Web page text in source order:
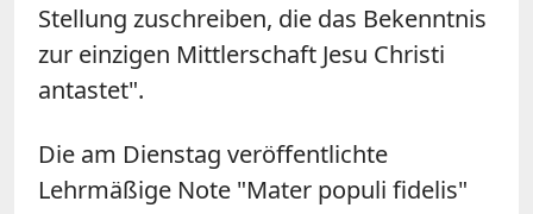
Stellung zuschreiben, die das Bekenntnis
zur einzigen Mittlerschaft Jesu Christi
antastet".
Die am Dienstag veröffentlichte
Lehrmäßige Note "Mater populi fidelis"